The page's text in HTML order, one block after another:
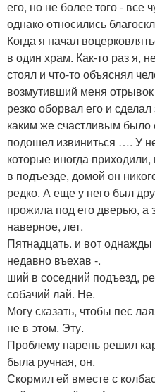
его, но не более того - все
однако относились
Когда я начал
в один храм. Как-то раз я,
стоял и что-то объяснял
возмутивший меня отрывок
резко оборвал его и
каким же счастливым было
подошел извиниться …. У
которые иногда
в подъезде, домой он
редко. А еще у него был
прожила под его дверью, а
наверное, лет.
Пятнадцать. и вот
недавно въехав -.
ший в соседний подъезд,
собачий лай. Не.
Могу сказать, чтобы пес
не в этом. Эту.
Проблему парень решил
была ручная, он.
Скормил ей вместе с